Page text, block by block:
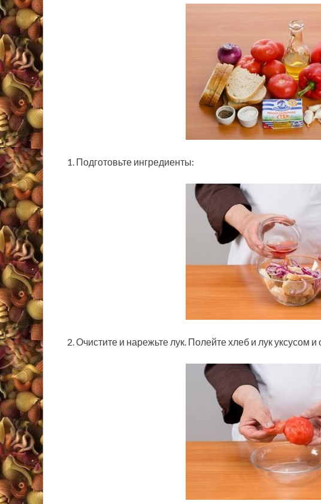
1. Подготовьте ингредиенты:
2. Очистите и нарежьте лук. Полейте хлеб и лук уксусом и